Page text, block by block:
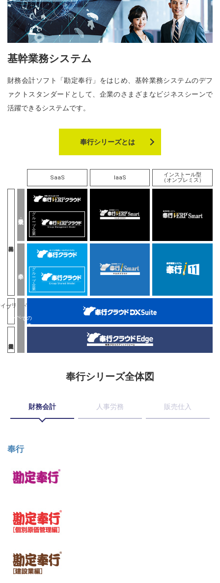
基幹業務システム
財務会計ソフト「勘定奉行」をはじめ、基幹業務システムのデフ
ァクトスタンダードとして、企業のさまざまなビジネスシーンで
活躍できるシステムです。
奉行シリーズとは
SaaS IaaS
インストール型
（オンプレミス）
グ
ル
ー
プ
企
業
グ
ル
ー
プ
企
業
ハイブリッド
企業
企業
奉行シリーズ全体図
財務会計 人事労務 販売仕入
奉行